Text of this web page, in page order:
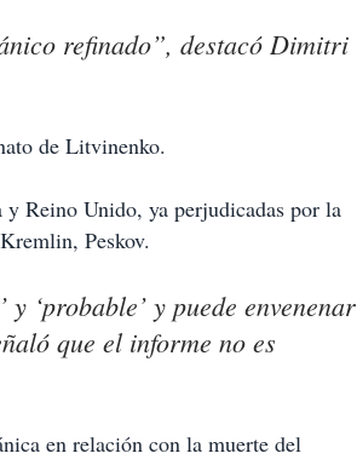
refinado”, destacó Dimitri
de Litvinenko.
Reino Unido, ya perjudicadas por la
Peskov.
‘probable’ y puede envenenar
que el informe no es
en relación con la muerte del